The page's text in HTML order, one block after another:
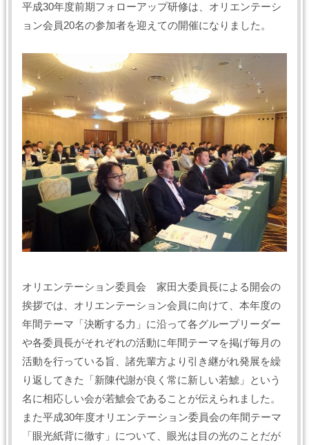
平成30年度前期フォローアップ研修は、オリエンテーシ
ョン会員20名の参加者を迎えての開催になりました。
オリエンテーション委員会 家田大委員長による開会の
挨拶では、オリエンテーション会員に向けて、本年度の
年間テーマ「決断する力」に沿って各グループリーダー
や各委員長がそれぞれの活動に年間テーマを掲げ毎月の
活動を行っている旨、諸先輩方より引き継がれ発展を繰
り返してきた「新陳代謝が良く常に新しい若鯱」という
名に相応しい会が若鯱会であることが伝えられました。
また平成30年度オリエンテーション委員会の年間テーマ
「眼光紙背に徹す」について、眼光は目の光のことだが